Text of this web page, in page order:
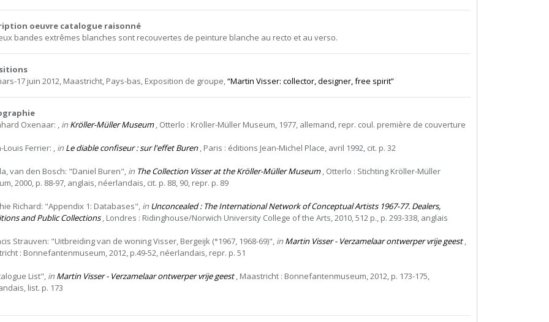
oeuvre catalogue raisonné
bandes extrêmes blanches sont recouvertes de peinture blanche au recto et au verso.
17 juin 2012, Maastricht, Pays-bas, Exposition de groupe,“Martin Visser: collector, designer, free spirit”
Oxenaar: , in Kröller-Müller Museum, Otterlo : Kröller-Müller Museum, 1977, allemand, repr. coul. première de couverture
Louis Ferrier: , in Le diable confiseur : sur l'effet Buren, Paris : éditions Jean-Michel Place, avril 1992, cit. p. 32
van den Bosch: "Daniel Buren", in The Collection Visser at the Kröller-Müller Museum, Otterlo : Stichting Kröller-Müller
2000, p. 88-97, anglais, néerlandais, cit. p. 88, 90, repr. p. 89
Richard: "Appendix 1: Databases", in Unconcealed : The International Network of Conceptual Artists 1967-77. Dealers,
and Public Collections, Londres : Ridinghouse/Norwich University College of the Arts, 2010, 512 p., p. 293-338, anglais
Strauven: "Uitbreiding van de woning Visser, Bergeijk (°1967, 1968-69)", in Martin Visser - Verzamelaar ontwerper vrije geest,
: Bonnefantenmuseum, 2012, p.49-52, néerlandais, repr. p. 51
List", in Martin Visser - Verzamelaar ontwerper vrije geest, Maastricht : Bonnefantenmuseum, 2012, p. 173-175,
list. p. 173